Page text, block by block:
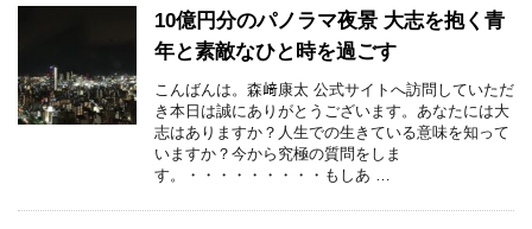
10億円分のパノラマ夜景 大志を抱く青
年と素敵なひと時を過ごす
こんばんは。森﨑康太 公式サイトへ訪問していただ
き本日は誠にありがとうございます。あなたには大
志はありますか？人生での生きている意味を知って
いますか？今から究極の質問をしま
す。・・・・・・・・・もしあ …